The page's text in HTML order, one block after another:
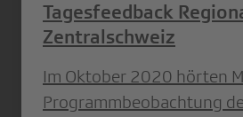
Tagesfeedback
Zentralschweiz
Im Oktober 2020 hörten
Programmbeobachtung